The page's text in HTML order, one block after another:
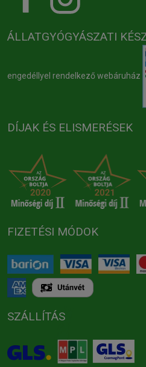
ÁLLATGYÓGYÁSZATI
engedéllyel rendelkező webáruház
DÍJAK ÉS ELISMERÉSEK
FIZETÉSI MÓDOK
SZÁLLÍTÁS